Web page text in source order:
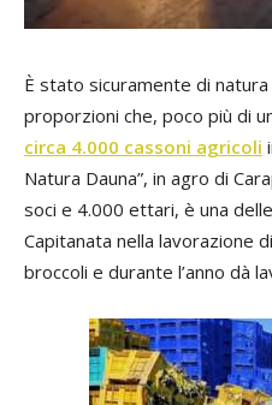
È stato sicuramente di
proporzioni che, poco più di
circa 4.000 cassoni agricoli
Natura Dauna”, in agro di
soci e 4.000 ettari, è una
Capitanata nella lavorazione
broccoli e durante l’anno dà